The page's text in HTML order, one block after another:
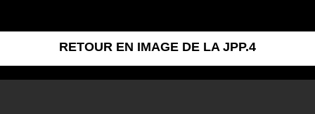
RETOUR EN IMAGE DE LA JPP.4